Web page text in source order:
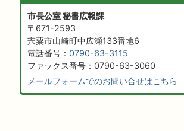
市長公室 秘書広報課
〒671-2593
宍粟市山崎町中広瀬133番地6
電話番号： 0790-63-3115
ファックス番号：0790-63-3060
メールフォームでのお問い合せはこちら